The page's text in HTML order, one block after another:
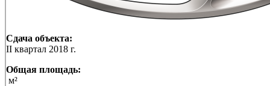
Сдача объекта:
II квартал 2018 г.
Общая площадь:
м²